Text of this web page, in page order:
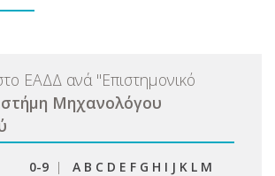
ΕΑΔΔ ανά "Επιστημονικό
Μηχανολόγου
0-9 | A B C D E F G H I J K L M